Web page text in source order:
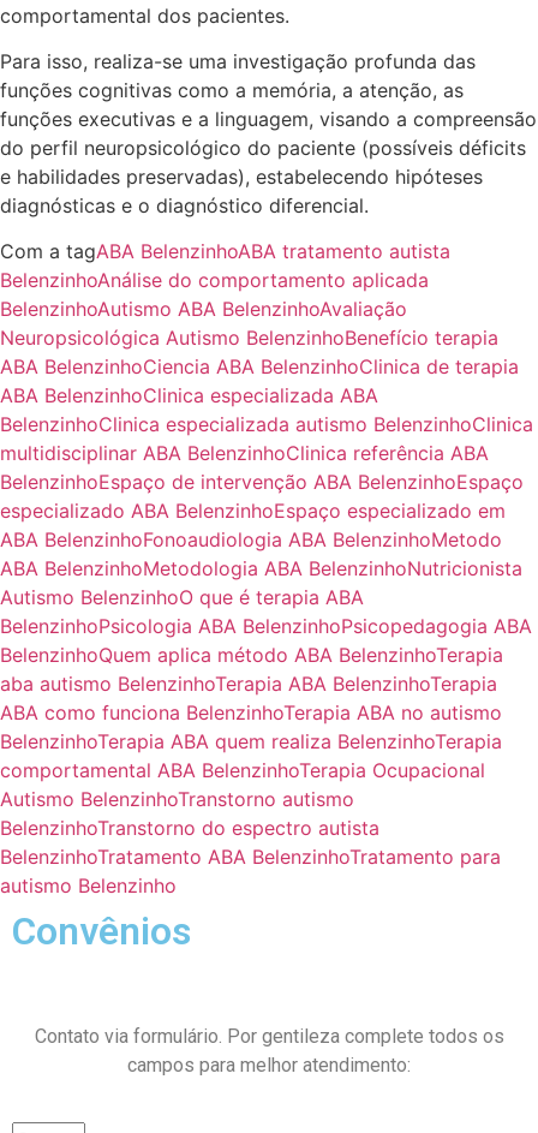
comportamental dos pacientes.
Para isso, realiza-se uma investigação profunda das
funções cognitivas como a memória, a atenção, as
funções executivas e a linguagem, visando a compreensão
do perfil neuropsicológico do paciente (possíveis déficits
e habilidades preservadas), estabelecendo hipóteses
diagnósticas e o diagnóstico diferencial.
Com a tagABA BelenzinhoABA tratamento autista
BelenzinhoAnálise do comportamento aplicada
BelenzinhoAutismo ABA BelenzinhoAvaliação
Neuropsicológica Autismo BelenzinhoBenefício terapia
ABA BelenzinhoCiencia ABA BelenzinhoClinica de terapia
ABA BelenzinhoClinica especializada ABA
BelenzinhoClinica especializada autismo BelenzinhoClinica
multidisciplinar ABA BelenzinhoClinica referência ABA
BelenzinhoEspaço de intervenção ABA BelenzinhoEspaço
especializado ABA BelenzinhoEspaço especializado em
ABA BelenzinhoFonoaudiologia ABA BelenzinhoMetodo
ABA BelenzinhoMetodologia ABA BelenzinhoNutricionista
Autismo BelenzinhoO que é terapia ABA
BelenzinhoPsicologia ABA BelenzinhoPsicopedagogia ABA
BelenzinhoQuem aplica método ABA BelenzinhoTerapia
aba autismo BelenzinhoTerapia ABA BelenzinhoTerapia
ABA como funciona BelenzinhoTerapia ABA no autismo
BelenzinhoTerapia ABA quem realiza BelenzinhoTerapia
comportamental ABA BelenzinhoTerapia Ocupacional
Autismo BelenzinhoTranstorno autismo
BelenzinhoTranstorno do espectro autista
BelenzinhoTratamento ABA BelenzinhoTratamento para
autismo Belenzinho
Convênios
Contato via formulário. Por gentileza complete todos os
campos para melhor atendimento: